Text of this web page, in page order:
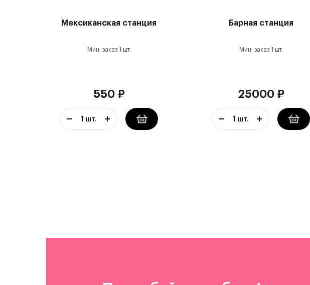
Мексиканская станция
Мин. заказ 1 шт.
550₽
Барная станция
Мин. заказ 1 шт.
25000₽